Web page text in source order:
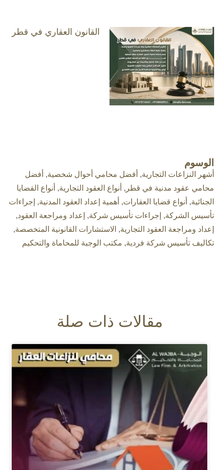
القانون العقاري في قطر
الوسوم
أشهر النزاعات التجارية, أفضل محامي أحوال شخصية, أفضل
محامي عقود مدنية في قطر , أنواع العقود التجارية, أنواع القضايا
الجنائية, أنواع قضايا العقارات, أهمية إعداد العقود المدنية, إجراءات
تأسيس الشركة, إجراءات تأسيس شركة, إعداد ومراجعة العقود,
إعداد ومراجعة العقود التجارية, الاستشارات القانونية المتخصصة,
تكاليف تأسيس شركة فردية, مكتب الوجبة للمحاماة والتحكيم
مقالات ذات صلة